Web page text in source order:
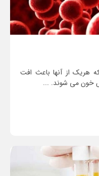
هریک از آنها باعث افت
خون می شوند. ...